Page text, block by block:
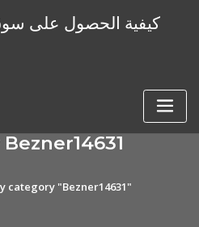
كيفية الحصول على سوق
category "Bezner14631"